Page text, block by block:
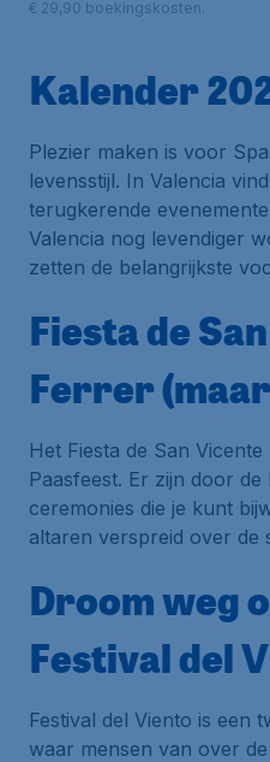
€ 29,90 boekingskosten.
Kalender
Plezier maken is voor
levensstijl. In Valencia
terugkerende
Valencia nog levendiger
zetten de belangrijkste
Fiesta de
Ferrer
Het Fiesta de San
Paasfeest. Er zijn door
ceremonies die je kunt
altaren verspreid over de
Droom weg
Festival del
Festival del Viento is een
waar mensen van over